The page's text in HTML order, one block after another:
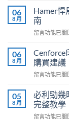
介
2026
｜
香
5
款
門
士
保
健
利
士
副
作
有
哪
些？
Cialis
見
副
用
06
8 月
Hamer悍
南
在
悍
馬
糖
效
真
相：
香
港
留言功能已關
06
8 月
Cenforce
購買建議
在
印
度
威
而
留言功能已關
05
8 月
必利勁幾
完整教學
在
留言功能已關